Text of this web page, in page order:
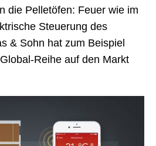
die Pelletöfen: Feuer wie im
Steuerung des
& Sohn hat zum Beispiel
Reihe auf den Markt